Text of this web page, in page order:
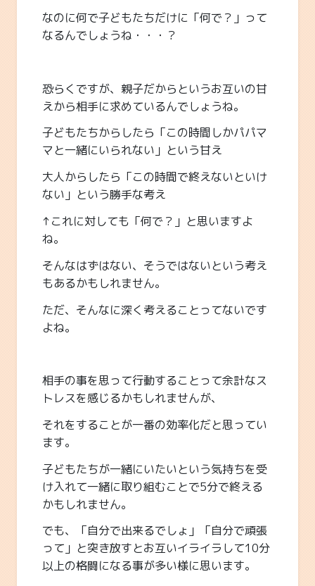
なのに何で子どもたちだけに「何で？」って
なるんでしょうね・・・？
恐らくですが、親子だからというお互いの甘
えから相手に求めているんでしょうね。
子どもたちからしたら「この時間しかパパマ
マと一緒にいられない」という甘え
大人からしたら「この時間で終えないといけ
ない」という勝手な考え
↑これに対しても「何で？」と思いますよ
ね。
そんなはずはない、そうではないという考え
もあるかもしれません。
ただ、そんなに深く考えることってないです
よね。
相手の事を思って行動することって余計なス
トレスを感じるかもしれませんが、
それをすることが一番の効率化だと思ってい
ます。
子どもたちが一緒にいたいという気持ちを受
け入れて一緒に取り組むことで5分で終える
かもしれません。
でも、「自分で出来るでしょ」「自分で頑張
って」と突き放すとお互いイライラして10分
以上の格闘になる事が多い様に思います。